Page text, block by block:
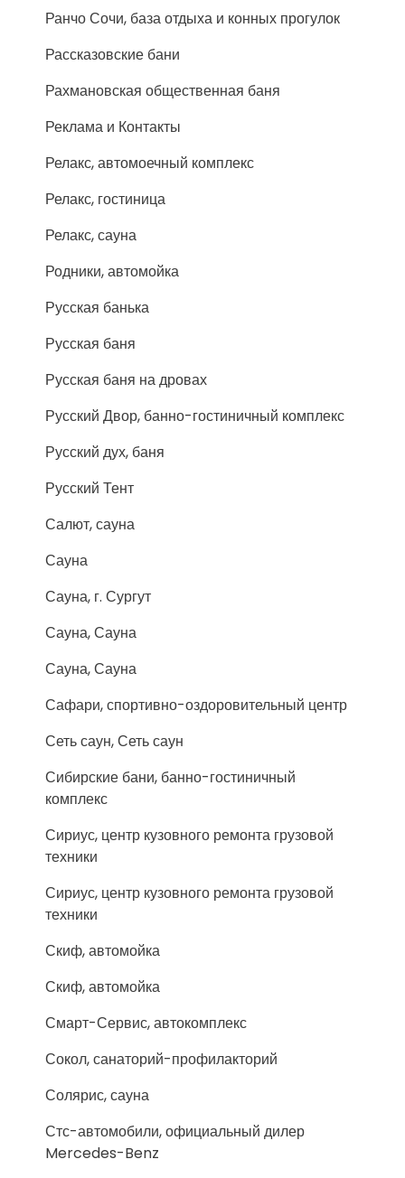
Ранчо Сочи, база отдыха и конных прогулок
Рассказовские бани
Рахмановская общественная баня
Реклама и Контакты
Релакс, автомоечный комплекс
Релакс, гостиница
Релакс, сауна
Родники, автомойка
Русская банька
Русская баня
Русская баня на дровах
Русский Двор, банно-гостиничный комплекс
Русский дух, баня
Русский Тент
Салют, сауна
Сауна
Сауна, г. Сургут
Сауна, Сауна
Сауна, Сауна
Сафари, спортивно-оздоровительный центр
Сеть саун, Сеть саун
Сибирские бани, банно-гостиничный
комплекс
Сириус, центр кузовного ремонта грузовой
техники
Сириус, центр кузовного ремонта грузовой
техники
Скиф, автомойка
Скиф, автомойка
Смарт-Сервис, автокомплекс
Сокол, санаторий-профилакторий
Солярис, сауна
Стс-автомобили, официальный дилер
Mercedes-Benz